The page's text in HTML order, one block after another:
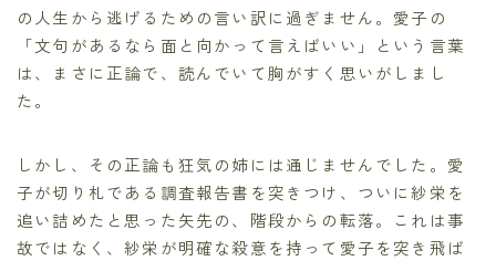
の人生から逃げるための言い訳に過ぎません。愛子の
「文句があるなら面と向かって言えばいい」という言葉
は、まさに正論で、読んでいて胸がすく思いがしまし
た。
しかし、その正論も狂気の姉には通じませんでした。愛
子が切り札である調査報告書を突きつけ、ついに紗栄を
追い詰めたと思った矢先の、階段からの転落。これは事
故ではなく、紗栄が明確な殺意を持って愛子を突き飛ば